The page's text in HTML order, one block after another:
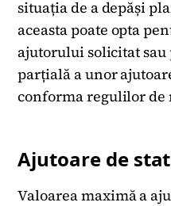
situația de a depăși
aceasta poate opta
ajutorului solicitat
parțială a unor
conforma regulilor
Ajutoare de stat
Valoarea maximă a